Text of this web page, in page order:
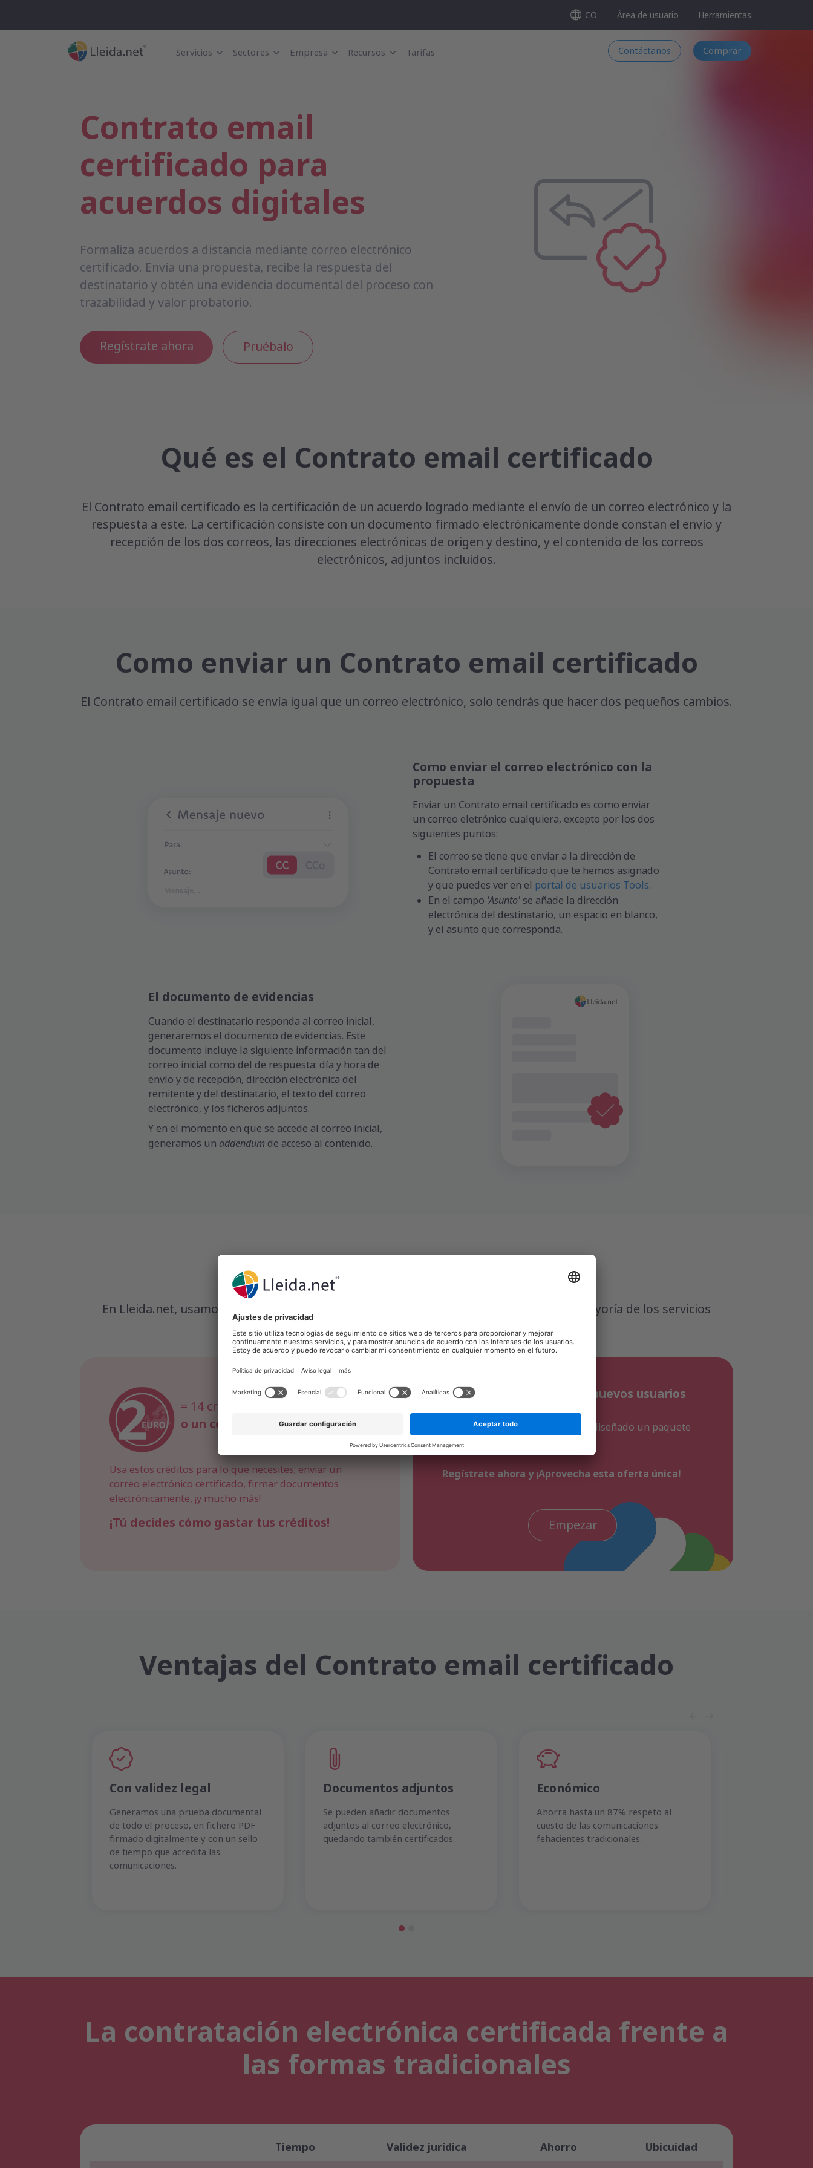
CO Área de usuario Herramientas
Servicios Sectores Empresa Recursos Tarifas Contáctanos Comprar
Contrato email
certificado para
acuerdos digitales
Formaliza acuerdos a distancia mediante correo electrónico
certificado. Envía una propuesta, recibe la respuesta del
destinatario y obtén una evidencia documental del proceso con
trazabilidad y valor probatorio.
Regístrate ahora Pruébalo
Qué es el Contrato email certificado
El Contrato email certificado es la certificación de un acuerdo logrado mediante el envío de un correo electrónico y la
respuesta a este. La certificación consiste con un documento firmado electrónicamente donde constan el envío y
recepción de los dos correos, las direcciones electrónicas de origen y destino, y el contenido de los correos
electrónicos, adjuntos incluidos.
Como enviar un Contrato email certificado
El Contrato email certificado se envía igual que un correo electrónico, solo tendrás que hacer dos pequeños cambios.
Como enviar el correo electrónico con la
propuesta
Enviar un Contrato email certificado es como enviar
un correo eletrónico cualquiera, excepto por los dos
siguientes puntos:
El correo se tiene que enviar a la dirección de
Contrato email certificado que te hemos asignado
y que puedes ver en el portal de usuarios Tools.
En el campo 'Asunto'se añade la dirección
electrónica del destinatario, un espacio en blanco,
y el asunto que corresponda.
El documento de evidencias
Cuando el destinatario responda al correo inicial,
generaremos el documento de evidencias. Este
documento incluye la siguiente información tan del
correo inicial como del de respuesta: día y hora de
envío y de recepción, dirección electrónica del
remitente y del destinatario, el texto del correo
electrónico, y los ficheros adjuntos.
Y en el momento en que se accede al correo inicial,
generamos un addendum de acceso al contenido.
Paga por lo que usas
En Lleida.net, usamos un sistema de créditos flexibles con el que podrás acceder a la mayoría de los servicios
= 14 créditos
o un contrado certificado
Usa estos créditos para lo que necesites; enviar un
correo electrónico certificado, firmar documentos
electrónicamente, ¡y mucho más!
¡Tú decides cómo gastar tus créditos!
Oferta exclusiva para nuevos usuarios
Para hacértelo más fácil, hemos diseñado un paquete
de introducción por solo 9,99€
Regístrate ahora y ¡Aprovecha esta oferta única!
Empezar
Ventajas del Contrato email certificado
Con validez legal
Generamos una prueba documental
de todo el proceso, en fichero PDF
firmado digitalmente y con un sello
de tiempo que acredita las
comunicaciones.
Documentos adjuntos
Se pueden añadir documentos
adjuntos al correo electrónico,
quedando también certificados.
Económico
Ahorra hasta un 87% respeto al
cuesto de las comunicaciones
fehacientes tradicionales.
La contratación electrónica certificada frente a
las formas tradicionales
Tiempo Validez jurídica Ahorro Ubicuidad